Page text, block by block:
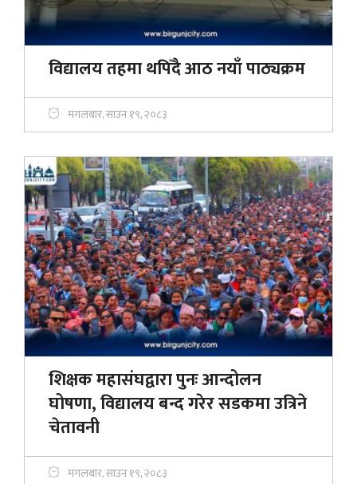
विद्यालय तहमा थपिँदै आठ नयाँ पाठ्यक्रम
मंगलबार, साउन १९, २०८३
शिक्षक महासंघद्वारा पुनः आन्दोलन
घोषणा, विद्यालय बन्द गरेर सडकमा उत्रिने
चेतावनी
मंगलबार, साउन १९, २०८३